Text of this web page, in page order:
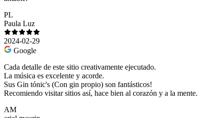
PL
Paula Luz
2024-02-29
Google
Cada detalle de este sitio creativamente ejecutado.
La música es excelente y acorde.
Sus Gin tónic's (Con gin propio) son fantásticos!
Recomiendo visitar sitios así, hace bien al corazón y a la mente.
AM